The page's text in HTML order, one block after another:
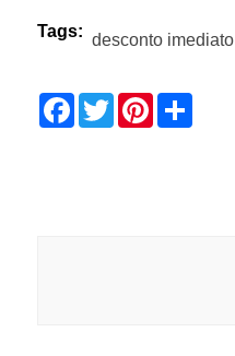
Tags: desconto imediato
Facebook
TwitterPinterest
Share